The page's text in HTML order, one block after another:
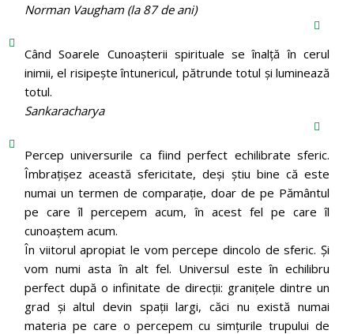
Norman Vaugham (la 87 de ani)
Când Soarele Cunoaşterii spirituale se înalţă în cerul
inimii, el risipeşte întunericul, pătrunde totul şi luminează
totul.
Sankaracharya
Percep universurile ca fiind perfect echilibrate sferic.
Îmbrațișez această sfericitate, deși știu bine că este
numai un termen de comparație, doar de pe Pământul
pe care îl percepem acum, în acest fel pe care îl
cunoaștem acum.
În viitorul apropiat le vom percepe dincolo de sferic. Și
vom numi asta în alt fel. Universul este în echilibru
perfect după o infinitate de direcții: granițele dintre un
grad și altul devin spații largi, căci nu există numai
materia pe care o percepem cu simțurile trupului de